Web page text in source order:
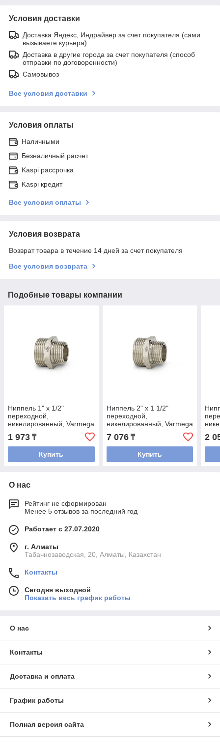
Условия доставки
Доставка Яндекс, Индрайвер за счет покупателя (сами
вызываете курьера)
Доставка в другие города за счет покупателя (способ
отправки по договоренности)
Самовывоз
Все условия доставки
Условия оплаты
Наличными
Безналичный расчет
Kaspi рассрочка
Kaspi кредит
Все условия оплаты
Условия возврата
Возврат товара в течение 14 дней за счет покупателя
Все условия возврата
Подобные товары компании
Ниппель 1" x 1/2"
переходной,
никелированный, Varmega
1 973 ₸
Купить
Ниппель 2" x 1 1/2"
переходной,
никелированный, Varmega
7 076₸
Купить
2
О нас
Рейтинг не сформирован
Менее 5 отзывов за последний год
Работает с 27.07.2020
г. Алматы
Табачнозаводская, 20, Алматы, Казахстан
Контакты
Сегодня выходной
Показать весь график работы
О нас
Контакты
Доставка и оплата
График работы
Полная версия сайта